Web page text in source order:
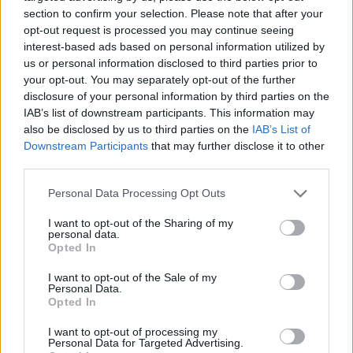
section to confirm your selection. Please note that after your
opt-out request is processed you may continue seeing
interest-based ads based on personal information utilized by
us or personal information disclosed to third parties prior to
your opt-out. You may separately opt-out of the further
disclosure of your personal information by third parties on the
IAB’s list of downstream participants. This information may
also be disclosed by us to third parties on the IAB’s List of
Downstream Participants that may further disclose it to other
Personal Data Processing Opt Outs
I want to opt-out of the Sharing of my
personal data.
Opted In
I want to opt-out of the Sale of my
Personal Data.
Opted In
I want to opt-out of processing my
Personal Data for Targeted Advertising.
15:30 στα Τρίκαλα ο ΑΟ Τρίκαλα
υποδέχεται την Παναχαϊκή.
Οι «κυανέρυθροι» του Απόστολου
Χαραλαμπίδη θέλουν να βάλουν τέλος, στο
αρνητικό σερί που έχουν των τεσσάρων
αγωνιστικών χωρίς νίκη και να πάρουν το
τρίτο τους τρίποντο εντός έδρας. Μοναδικά
Θεσσαλών αποτελεί ο τιμωρημένος Σουλιώτης,
αλλά και οι τραυματίες εδώ και καιρό
Αλμπάνης, Φασίδης. Από την πλευρά της η
νίκη στο ντέρμπι με την Ξάνθη στοχεύει στο
δεύτερο της εκτός έδρας τρίποντο. Όσον
αφορά τα προβλήματα που αντιμετωπίζει ο
κόουτς των «κοκκινόμαυρων» δεν είναι άλλα